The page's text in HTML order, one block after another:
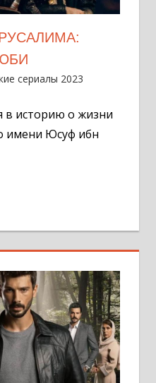
сериалы 2023
в историю о жизни
имени Юсуф ибн